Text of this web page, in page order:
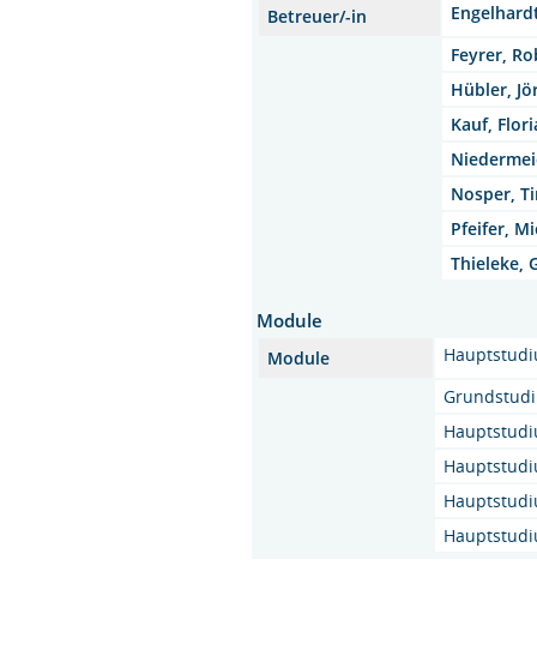
Betreuer/-in
Feyrer,
Hübler,
Kauf,
Nosper,
Pfeifer,
Thieleke,
Module
Module